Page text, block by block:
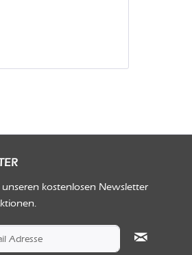
kostenlosen Newsletter